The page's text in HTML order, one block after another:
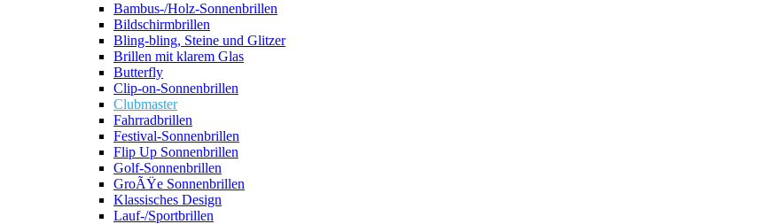
Bambus-/Holz-Sonnenbrillen
Bildschirmbrillen
Bling-bling, Steine und Glitzer
Brillen mit klarem Glas
Butterfly
Clip-on-Sonnenbrillen
Clubmaster
Fahrradbrillen
Festival-Sonnenbrillen
Flip Up Sonnenbrillen
Golf-Sonnenbrillen
GroÃŸe Sonnenbrillen
Klassisches Design
Lauf-/Sportbrillen